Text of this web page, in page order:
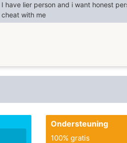
I have lier person and i want honest
cheat with me
Ondersteuning
100% gratis